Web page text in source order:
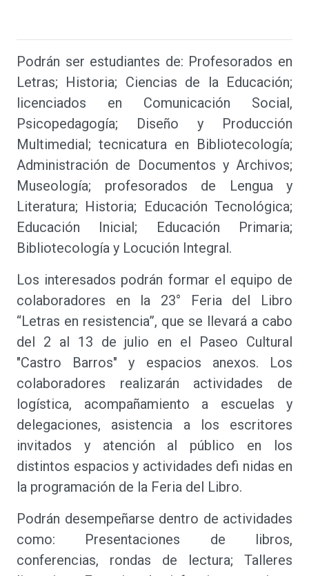
Podrán ser estudiantes de: Profesorados en
Letras; Historia; Ciencias de la Educación;
licenciados en Comunicación Social,
Psicopedagogía; Diseño y Producción
Multimedial; tecnicatura en Bibliotecología;
Administración de Documentos y Archivos;
Museología; profesorados de Lengua y
Literatura; Historia; Educación Tecnológica;
Educación Inicial; Educación Primaria;
Bibliotecología y Locución Integral.
Los interesados podrán formar el equipo de
colaboradores en la 23° Feria del Libro
“Letras en resistencia”, que se llevará a cabo
del 2 al 13 de julio en el Paseo Cultural
"Castro Barros" y espacios anexos. Los
colaboradores realizarán actividades de
logística, acompañamiento a escuelas y
delegaciones, asistencia a los escritores
invitados y atención al público en los
distintos espacios y actividades defi nidas en
la programación de la Feria del Libro.
Podrán desempeñarse dentro de actividades
como: Presentaciones de libros,
conferencias, rondas de lectura; Talleres